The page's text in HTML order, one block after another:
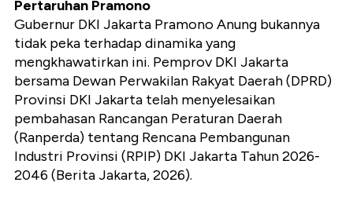
Pertaruhan Pramono
Gubernur DKI Jakarta Pramono Anung bukannya
tidak peka terhadap dinamika yang
mengkhawatirkan ini. Pemprov DKI Jakarta
bersama Dewan Perwakilan Rakyat Daerah (DPRD)
Provinsi DKI Jakarta telah menyelesaikan
pembahasan Rancangan Peraturan Daerah
(Ranperda) tentang Rencana Pembangunan
Industri Provinsi (RPIP) DKI Jakarta Tahun 2026-
2046 (Berita Jakarta, 2026).